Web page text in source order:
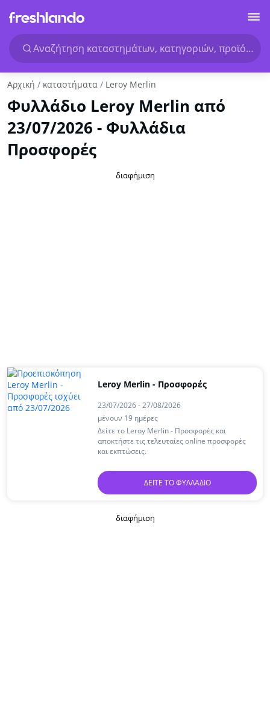
Αναζήτηση καταστημάτων, κατηγοριών,
Αρχική καταστήματα Leroy Merlin
Φυλλάδιο Leroy Merlin από
23/07/2026 - Φυλλάδια
Προσφορές
διαφήμιση
Leroy Merlin - Προσφορές
23/07/2026 - 27/08/2026
μένουν 19 ημέρες
Δείτε το Leroy Merlin - Προσφορές και
αποκτήστε τις τελευταίες online προσφορές
και εκπτώσεις.
ΔΕΊΤΕ ΤΟ ΦΥΛΛΆΔΙΟ
διαφήμιση